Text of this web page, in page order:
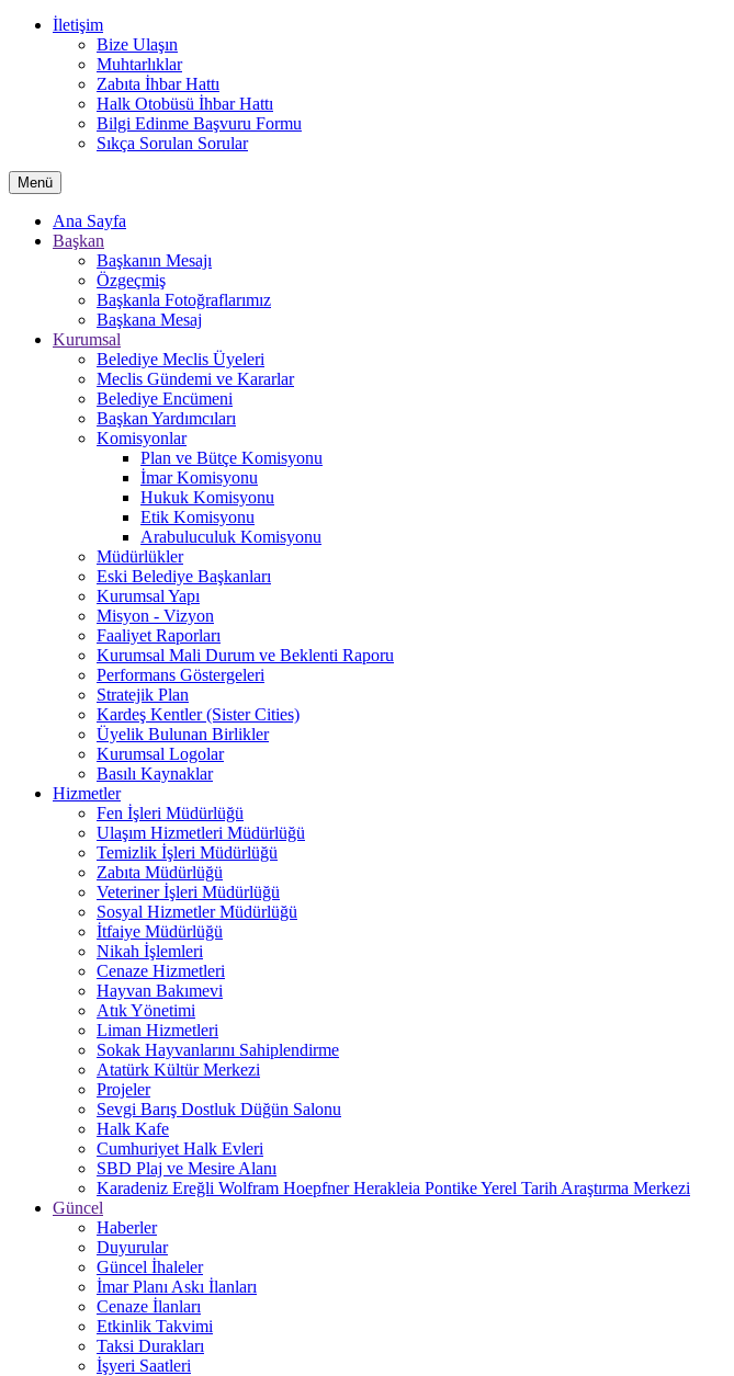
İletişim
Bize Ulaşın
Muhtarlıklar
Zabıta İhbar Hattı
Halk Otobüsü İhbar Hattı
Bilgi Edinme Başvuru Formu
Sıkça Sorulan Sorular
Menü
Ana Sayfa
Başkan
Başkanın Mesajı
Özgeçmiş
Başkanla Fotoğraflarımız
Başkana Mesaj
Kurumsal
Belediye Meclis Üyeleri
Meclis Gündemi ve Kararlar
Belediye Encümeni
Başkan Yardımcıları
Komisyonlar
Plan ve Bütçe Komisyonu
İmar Komisyonu
Hukuk Komisyonu
Etik Komisyonu
Arabuluculuk Komisyonu
Müdürlükler
Eski Belediye Başkanları
Kurumsal Yapı
Misyon - Vizyon
Faaliyet Raporları
Kurumsal Mali Durum ve Beklenti Raporu
Performans Göstergeleri
Stratejik Plan
Kardeş Kentler (Sister Cities)
Üyelik Bulunan Birlikler
Kurumsal Logolar
Basılı Kaynaklar
Hizmetler
Fen İşleri Müdürlüğü
Ulaşım Hizmetleri Müdürlüğü
Temizlik İşleri Müdürlüğü
Zabıta Müdürlüğü
Veteriner İşleri Müdürlüğü
Sosyal Hizmetler Müdürlüğü
İtfaiye Müdürlüğü
Nikah İşlemleri
Cenaze Hizmetleri
Hayvan Bakımevi
Atık Yönetimi
Liman Hizmetleri
Sokak Hayvanlarını Sahiplendirme
Atatürk Kültür Merkezi
Projeler
Sevgi Barış Dostluk Düğün Salonu
Halk Kafe
Cumhuriyet Halk Evleri
SBD Plaj ve Mesire Alanı
Karadeniz Ereğli Wolfram Hoepfner Herakleia Pontike Yerel Tarih Araştırma Merkezi
Güncel
Haberler
Duyurular
Güncel İhaleler
İmar Planı Askı İlanları
Cenaze İlanları
Etkinlik Takvimi
Taksi Durakları
İşyeri Saatleri